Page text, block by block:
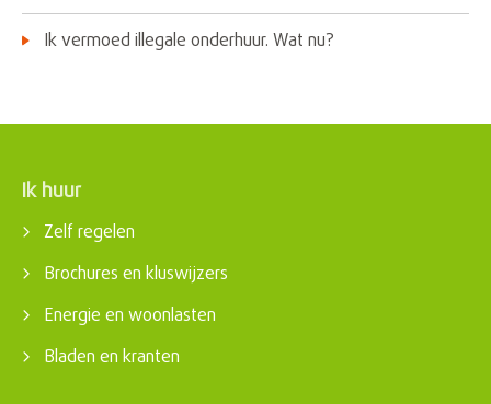
Ik vermoed illegale onderhuur. Wat nu?
Contactinformatie
Ik huur
Zelf regelen
Brochures en kluswijzers
Energie en woonlasten
Bladen en kranten